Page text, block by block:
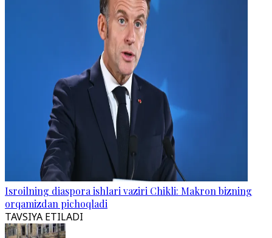
Isroilning diaspora ishlari vaziri Chikli: Makron bizning
orqamizdan pichoqladi
TAVSIYA ETILADI